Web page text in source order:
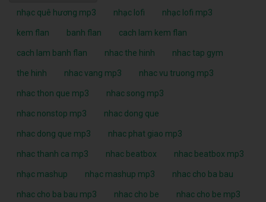
nhạc quê hương mp3 nhạc lofi nhạc lofi mp3
kem flan banh flan cach lam kem flan
cach lam banh flan nhac the hinh nhac tap gym
the hinh nhac vang mp3 nhac vu truong mp3
nhac thon que mp3 nhac song mp3
nhac nonstop mp3 nhac dong que
nhac dong que mp3 nhac phat giao mp3
nhac thanh ca mp3 nhac beatbox nhac beatbox mp3
nhạc mashup nhạc mashup mp3 nhac cho ba bau
nhac cho ba bau mp3 nhac cho be nhac cho be mp3